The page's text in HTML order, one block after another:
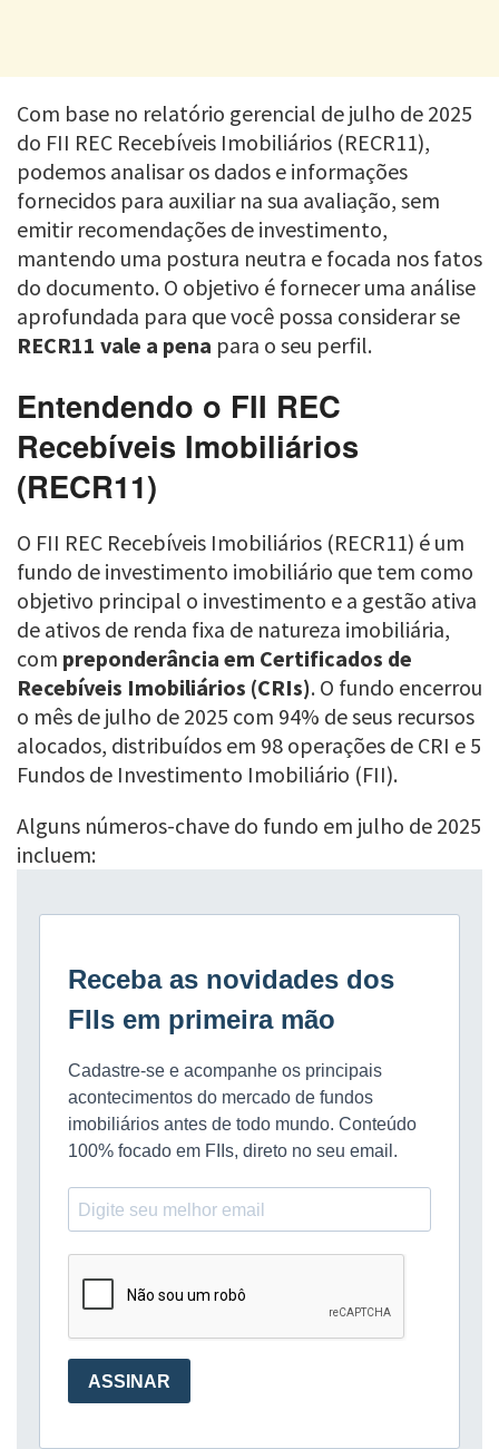
Com base no relatório gerencial de julho de 2025
do FII REC Recebíveis Imobiliários (RECR11),
podemos analisar os dados e informações
fornecidos para auxiliar na sua avaliação, sem
emitir recomendações de investimento,
mantendo uma postura neutra e focada nos fatos
do documento. O objetivo é fornecer uma análise
aprofundada para que você possa considerar se
RECR11 vale a pena para o seu perfil.
Entendendo o FII REC
Recebíveis Imobiliários
(RECR11)
O FII REC Recebíveis Imobiliários (RECR11) é um
fundo de investimento imobiliário que tem como
objetivo principal o investimento e a gestão ativa
de ativos de renda fixa de natureza imobiliária,
com preponderância em Certificados de
Recebíveis Imobiliários (CRIs). O fundo encerrou
o mês de julho de 2025 com 94% de seus recursos
alocados, distribuídos em 98 operações de CRI e 5
Fundos de Investimento Imobiliário (FII).
Alguns números-chave do fundo em julho de 2025
incluem: